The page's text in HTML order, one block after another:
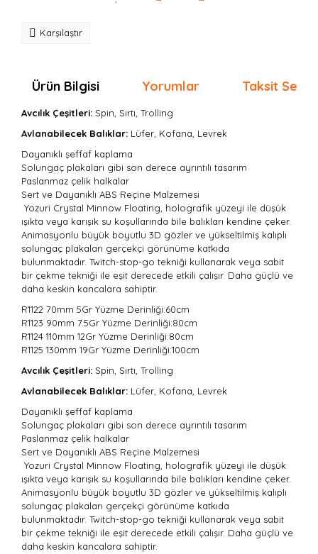
Karşılaştır
Ürün Bilgisi Yorumlar Taksit
Avcılık Çeşitleri: Spin, Sırtı, Trolling
Avlanabilecek Balıklar: Lüfer, Kofana, Levrek
Dayanıklı şeffaf kaplama
Solungaç plakaları gibi son derece ayrıntılı tasarım
Paslanmaz çelik halkalar
Sert ve Dayanıklı ABS Reçine Malzemesi
Yozuri Crystal Minnow Floating, holografik yüzeyi ile düşük
ışıkta veya karışık su koşullarında bile balıkları kendine çeker.
Animasyonlu büyük boyutlu 3D gözler ve yükseltilmiş kalıplı
solungaç plakaları gerçekçi görünüme katkıda
bulunmaktadır. Twitch-stop-go tekniği kullanarak veya sabit
bir çekme tekniği ile eşit derecede etkili çalışır. Daha güçlü ve
daha keskin kancalara sahiptir.
R1122 70mm 5Gr Yüzme Derinliği:60cm
R1123 90mm 7.5Gr Yüzme Derinliği:80cm
R1124 110mm 12Gr Yüzme Derinliği:80cm
R1125 130mm 19Gr Yüzme Derinliği:100cm
Avcılık Çeşitleri: Spin, Sırtı, Trolling
Avlanabilecek Balıklar: Lüfer, Kofana, Levrek
Dayanıklı şeffaf kaplama
Solungaç plakaları gibi son derece ayrıntılı tasarım
Paslanmaz çelik halkalar
Sert ve Dayanıklı ABS Reçine Malzemesi
Yozuri Crystal Minnow Floating, holografik yüzeyi ile düşük
ışıkta veya karışık su koşullarında bile balıkları kendine çeker.
Animasyonlu büyük boyutlu 3D gözler ve yükseltilmiş kalıplı
solungaç plakaları gerçekçi görünüme katkıda
bulunmaktadır. Twitch-stop-go tekniği kullanarak veya sabit
bir çekme tekniği ile eşit derecede etkili çalışır. Daha güçlü ve
daha keskin kancalara sahiptir.